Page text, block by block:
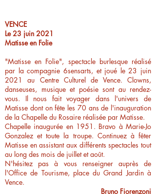
VENCE
Le 23 juin 2021
Matisse en Folie
"Matisse en Folie", spectacle burlesque réalisé
par la compagnie 6sensarts, et joué le 23 juin
2021 au Centre Culturel de Vence. Clowns,
danseuses, musique et poésie sont au rendez-
vous. Il nous fait voyager dans l'univers de
Matisse dont on fête les 70 ans de l'inauguration
de la Chapelle du Rosaire réalisée par Matisse.
Chapelle inaugurée en 1951. Bravo à Marie-Jo
Gonzalez et toute la troupe. Continuez à fêter
Matisse en assistant aux différents spectacles tout
au long des mois de juillet et août.
N'hésitez pas à vous renseigner auprès de
l'Office de Tourisme, place du Grand Jardin à
Vence.
Bruno Fiorenzoni